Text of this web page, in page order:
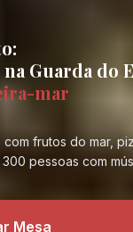
Guarda do
mar
frutos do mar,
pessoas com
Mesa